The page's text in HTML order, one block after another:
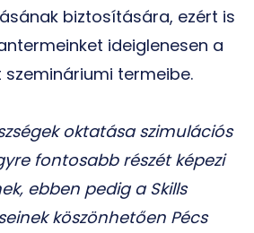
biztosítására, ezért is
ideiglenesen a
termeibe.
oktatása szimulációs
fontosabb részét képezi
ebben pedig a Skills
köszönhetően Pécs